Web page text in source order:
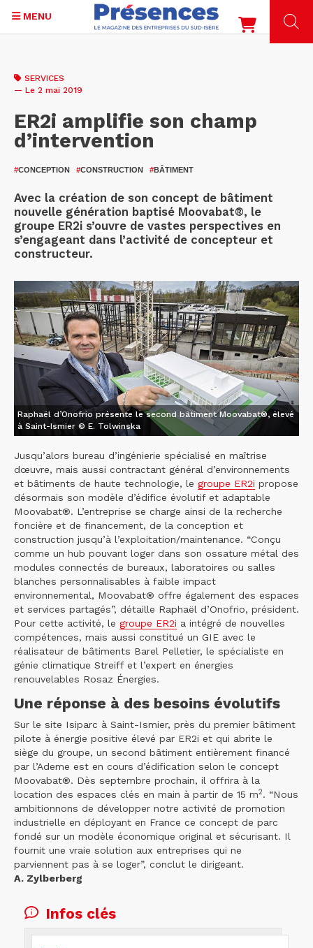
contenu
MENU
SERVICES
— Le 2 mai 2019
ER2i amplifie son champ
d’intervention
#CONCEPTION #CONSTRUCTION #BÂTIMENT
Avec la création de son concept de bâtiment
nouvelle génération baptisé Moovabat®, le
groupe ER2i s’ouvre de vastes perspectives en
s’engageant dans l’activité de concepteur et
constructeur.
Raphaël d’Onofrio présente le second bâtiment Moovabat®, élevé
à Saint-Ismier © E. Tolwinska
Jusqu’alors bureau d’ingénierie spécialisé en maîtrise
dœuvre, mais aussi contractant général d’environnements
et bâtiments de haute technologie, le groupe ER2i propose
désormais son modèle d’édifice évolutif et adaptable
Moovabat®. L’entreprise se charge ainsi de la recherche
foncière et de financement, de la conception et
construction jusqu’à l’exploitation/maintenance. “Conçu
comme un hub pouvant loger dans son ossature métal des
modules connectés de bureaux, laboratoires ou salles
blanches personnalisables à faible impact
environnemental, Moovabat® offre également des espaces
et services partagés”, détaille Raphaël d’Onofrio, président.
Pour cette activité, le groupe ER2i a intégré de nouvelles
compétences, mais aussi constitué un GIE avec le
réalisateur de bâtiments Barel Pelletier, le spécialiste en
génie climatique Streiff et l’expert en énergies
renouvelables Rosaz Énergies.
Une réponse à des besoins évolutifs
Sur le site Isiparc à Saint-Ismier, près du premier bâtiment
pilote à énergie positive élevé par ER2i et qui abrite le
siège du groupe, un second bâtiment entièrement financé
par l’Ademe est en cours d’édification selon le concept
Moovabat®. Dès septembre prochain, il offrira à la
location des espaces clés en main à partir de 15 m2. “Nous
ambitionnons de développer notre activité de promotion
industrielle en déployant en France ce concept de parc
fondé sur un modèle économique original et sécurisant. Il
fournit une vraie solution aux entreprises qui ne
parviennent pas à se loger”, conclut le dirigeant.
A. Zylberberg
Infos clés